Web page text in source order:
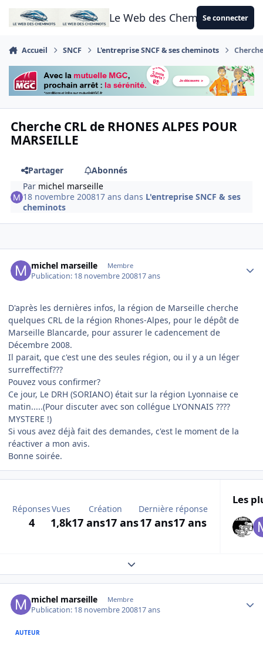
Aller au contenu
Le Web des CheminotsSe connecter
Accueil SNCF L'entreprise SNCF & ses cheminots
Cherche CRL de RHONES ALPES POUR
MARSEILLE
Partager
Abonnés
Par michel marseille
18 novembre 200817 ans dans L'entreprise SNCF & ses
cheminots
michel marseille Membre
Publication: 18 novembre 200817 ans
D'après les dernières infos, la région de Marseille cherche
quelques CRL de la région Rhones-Alpes, pour le dépôt de
Marseille Blancarde, pour assurer le cadencement de
Décembre 2008.
Il parait, que c'est une des seules région, ou il y a un léger
surreffectif???
Pouvez vous confirmer?
Ce jour, Le DRH (SORIANO) était sur la région Lyonnaise ce
matin.....(Pour discuter avec son collégue LYONNAIS ????
MYSTERE !)
Si vous avez déjà fait des demandes, c'est le moment de la
réactiver a mon avis.
Bonne soirée.
Réponses
4
Vues
1,8k
Création
17 ans17 ans
Dernière réponse
17 ans17 ans
Les
Expand topic overview
michel marseille Membre
Publication: 18 novembre 200817 ans
AUTEUR